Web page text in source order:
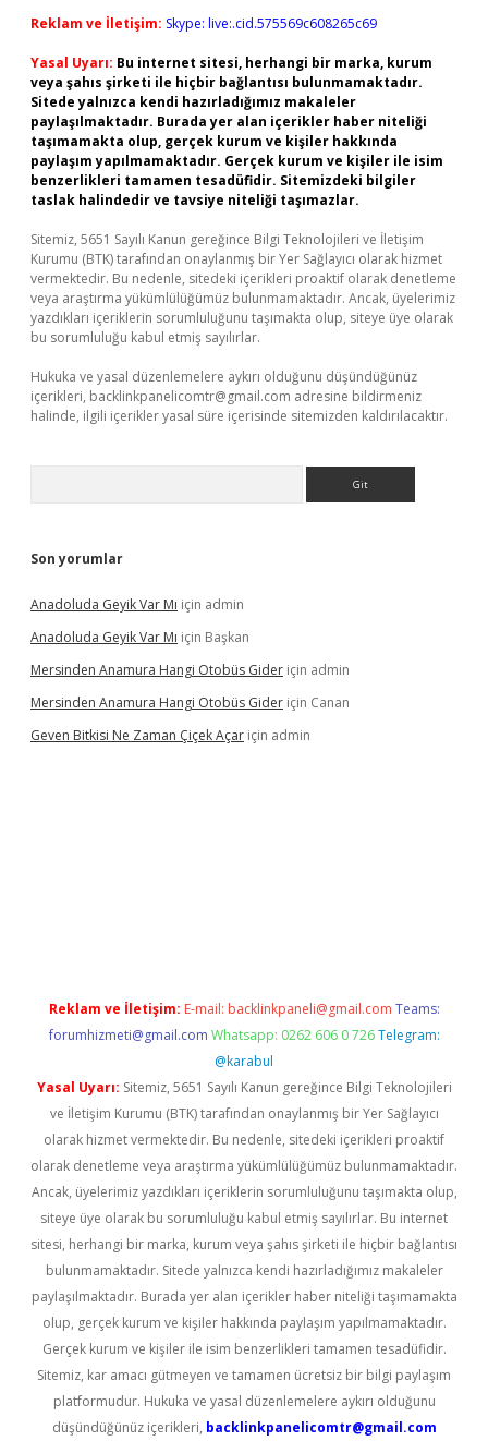
Reklam ve İletişim: Skype: live:.cid.575569c608265c69
Yasal Uyarı: Bu internet sitesi, herhangi bir marka, kurum
veya şahıs şirketi ile hiçbir bağlantısı bulunmamaktadır.
Sitede yalnızca kendi hazırladığımız makaleler
paylaşılmaktadır. Burada yer alan içerikler haber niteliği
taşımamakta olup, gerçek kurum ve kişiler hakkında
paylaşım yapılmamaktadır. Gerçek kurum ve kişiler ile isim
benzerlikleri tamamen tesadüfidir. Sitemizdeki bilgiler
taslak halindedir ve tavsiye niteliği taşımazlar.
Sitemiz, 5651 Sayılı Kanun gereğince Bilgi Teknolojileri ve İletişim
Kurumu (BTK) tarafından onaylanmış bir Yer Sağlayıcı olarak hizmet
vermektedir. Bu nedenle, sitedeki içerikleri proaktif olarak denetleme
veya araştırma yükümlülüğümüz bulunmamaktadır. Ancak, üyelerimiz
yazdıkları içeriklerin sorumluluğunu taşımakta olup, siteye üye olarak
bu sorumluluğu kabul etmiş sayılırlar.
Hukuka ve yasal düzenlemelere aykırı olduğunu düşündüğünüz
içerikleri, backlinkpanelicomtr@gmail.com adresine bildirmeniz
halinde, ilgili içerikler yasal süre içerisinde sitemizden kaldırılacaktır.
Son yorumlar
Anadoluda Geyik Var Mı için admin
Anadoluda Geyik Var Mı için Başkan
Mersinden Anamura Hangi Otobüs Gider için admin
Mersinden Anamura Hangi Otobüs Gider için Canan
Geven Bitkisi Ne Zaman Çiçek Açar için admin
Reklam ve İletişim: E-mail: backlinkpaneli@gmail.com Teams:
forumhizmeti@gmail.com Whatsapp: 0262 606 0 726 Telegram:
@karabul
Yasal Uyarı: Sitemiz, 5651 Sayılı Kanun gereğince Bilgi Teknolojileri
ve İletişim Kurumu (BTK) tarafından onaylanmış bir Yer Sağlayıcı
olarak hizmet vermektedir. Bu nedenle, sitedeki içerikleri proaktif
olarak denetleme veya araştırma yükümlülüğümüz bulunmamaktadır.
Ancak, üyelerimiz yazdıkları içeriklerin sorumluluğunu taşımakta olup,
siteye üye olarak bu sorumluluğu kabul etmiş sayılırlar. Bu internet
sitesi, herhangi bir marka, kurum veya şahıs şirketi ile hiçbir bağlantısı
bulunmamaktadır. Sitede yalnızca kendi hazırladığımız makaleler
paylaşılmaktadır. Burada yer alan içerikler haber niteliği taşımamakta
olup, gerçek kurum ve kişiler hakkında paylaşım yapılmamaktadır.
Gerçek kurum ve kişiler ile isim benzerlikleri tamamen tesadüfidir.
Sitemiz, kar amacı gütmeyen ve tamamen ücretsiz bir bilgi paylaşım
platformudur. Hukuka ve yasal düzenlemelere aykırı olduğunu
düşündüğünüz içerikleri, backlinkpanelicomtr@gmail.com